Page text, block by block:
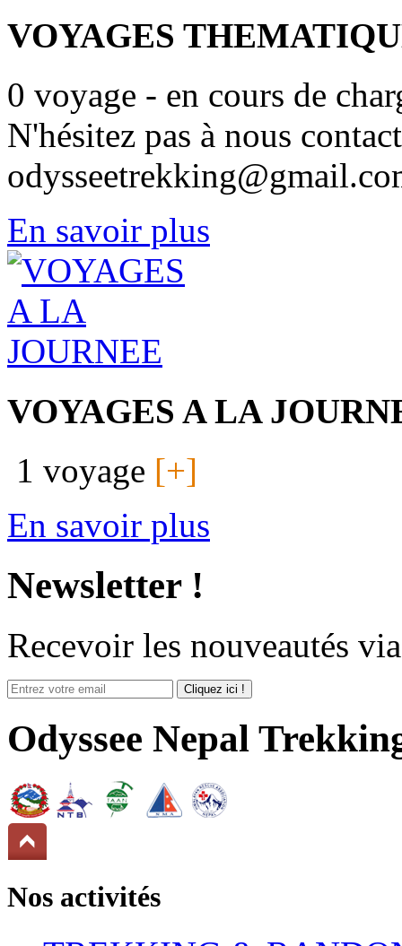
VOYAGES
0 voyage - en cours de
N'hésitez pas à nous
En savoir plus
VOYAGES A LA
1 voyage [+]
En savoir plus
Newsletter !
Recevoir les nouveautés
Odyssee Nepal
Nos activités